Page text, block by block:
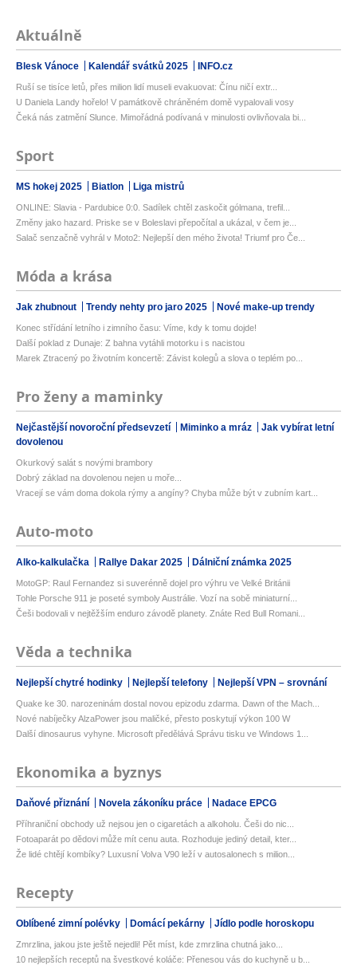
Aktuálně
Blesk Vánoce Kalendář svátků 2025 INFO.cz
Ruší se tisíce letů, přes milion lidí museli evakuovat: Čínu ničí extr...
U Daniela Landy hořelo! V památkově chráněném domě vypalovali vosy
Čeká nás zatmění Slunce. Mimořádná podívaná v minulosti ovlivňovala bi...
Sport
MS hokej 2025 Biatlon Liga mistrů
ONLINE: Slavia - Pardubice 0:0. Sadílek chtěl zaskočit gólmana, trefil...
Změny jako hazard. Priske se v Boleslavi přepočítal a ukázal, v čem je...
Salač senzačně vyhrál v Moto2: Nejlepší den mého života! Triumf pro Če...
Móda a krása
Jak zhubnout Trendy nehty pro jaro 2025 Nové make-up trendy
Konec střídání letního i zimního času: Víme, kdy k tomu dojde!
Další poklad z Dunaje: Z bahna vytáhli motorku i s nacistou
Marek Ztracený po životním koncertě: Závist kolegů a slova o teplém po...
Pro ženy a maminky
Nejčastější novoroční předsevzetí Miminko a mráz
Jak vybírat letní
dovolenou
Okurkový salát s novými brambory
Dobrý základ na dovolenou nejen u moře...
Vracejí se vám doma dokola rýmy a angíny? Chyba může být v zubním kart...
Auto-moto
Alko-kalkulačka Rallye Dakar 2025 Dálniční známka 2025
MotoGP: Raul Fernandez si suverénně dojel pro výhru ve Velké Británii
Tohle Porsche 911 je poseté symboly Austrálie. Vozí na sobě miniaturní...
Češi bodovali v nejtěžším enduro závodě planety. Znáte Red Bull Romani...
Věda a technika
Nejlepší chytré hodinky Nejlepší telefony Nejlepší VPN – srovnání
Quake ke 30. narozeninám dostal novou epizodu zdarma. Dawn of the Mach...
Nové nabíječky AlzaPower jsou maličké, přesto poskytují výkon 100 W
Další dinosaurus vyhyne. Microsoft předělává Správu tisku ve Windows 1...
Ekonomika a byznys
Daňové přiznání Novela zákoníku práce Nadace EPCG
Příhraniční obchody už nejsou jen o cigaretách a alkoholu. Češi do nic...
Fotoaparát po dědovi může mít cenu auta. Rozhoduje jediný detail, kter...
Že lidé chtějí kombíky? Luxusní Volva V90 leží v autosalonech s milion...
Recepty
Oblíbené zimní polévky Domácí pekárny Jídlo podle horoskopu
Zmrzlina, jakou jste ještě nejedli! Pět míst, kde zmrzlina chutná jako...
10 nejlepších receptů na švestkové koláče: Přenesou vás do kuchyně u b...